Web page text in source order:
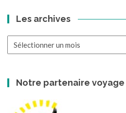
Les archives
Notre partenaire voyage